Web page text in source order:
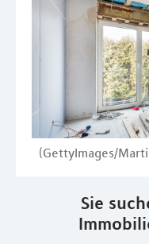
(GettyImages/
Sie